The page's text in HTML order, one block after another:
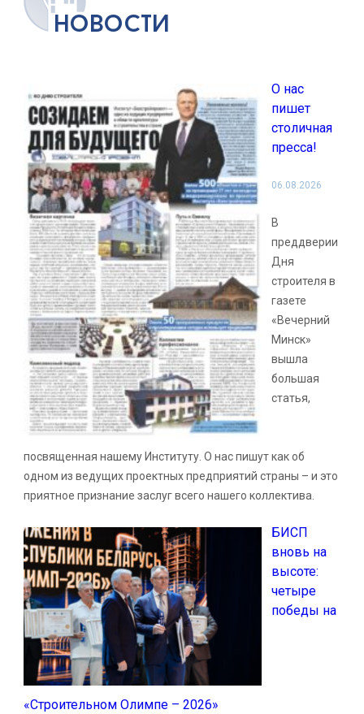
новости
О нас
пишет
столичная
пресса!
06.08.2026
В
преддверии
Дня
строителя в
газете
«Вечерний
Минск»
вышла
большая
статья,
посвященная нашему Институту. О нас пишут как об
одном из ведущих проектных предприятий страны – и это
приятное признание заслуг всего нашего коллектива.
БИСП
вновь на
высоте:
четыре
победы на
«Строительном Олимпе – 2026»